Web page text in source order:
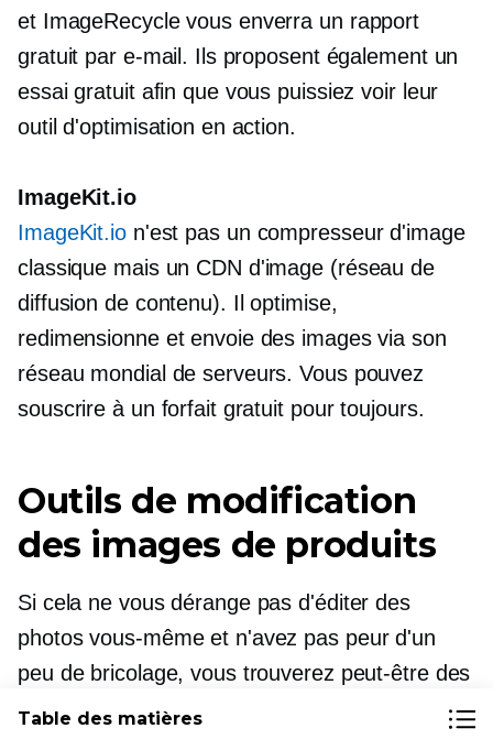
et ImageRecycle vous enverra un rapport
gratuit par e-mail. Ils proposent également un
essai gratuit afin que vous puissiez voir leur
outil d'optimisation en action.
ImageKit.io
ImageKit.ion'est pas un compresseur d'image
classique mais un CDN d'image (réseau de
diffusion de contenu). Il optimise,
redimensionne et envoie des images via son
réseau mondial de serveurs. Vous pouvez
souscrire à un forfait gratuit pour toujours.
Outils de modification
des images de produits
Si cela ne vous dérange pas d'éditer des
photos vous-même et n'avez pas peur d'un
peu de bricolage, vous trouverez peut-être des
outils de retouche photo utiles. En voici
Table des matières